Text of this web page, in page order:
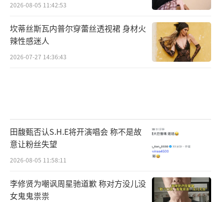
2026-08-05 11:42:53
坎蒂丝斯瓦内普尔穿蕾丝透视裙 身材火
辣性感迷人
2026-07-27 14:36:43
田馥甄否认S.H.E将开演唱会 称不是故
意让粉丝失望
2026-08-05 11:58:11
李修贤为嘲讽周星驰道歉 称对方没儿没
女鬼鬼祟祟